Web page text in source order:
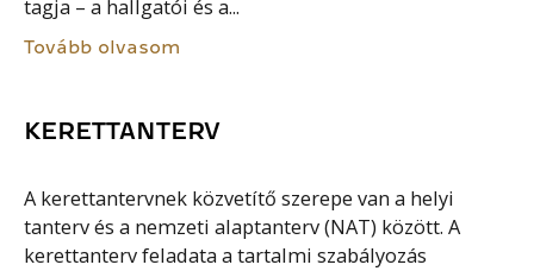
tagja – a hallgatói és a...
Tovább olvasom
KERETTANTERV
A kerettantervnek közvetítő szerepe van a helyi
tanterv és a nemzeti alaptanterv (NAT) között. A
kerettanterv feladata a tartalmi szabályozás